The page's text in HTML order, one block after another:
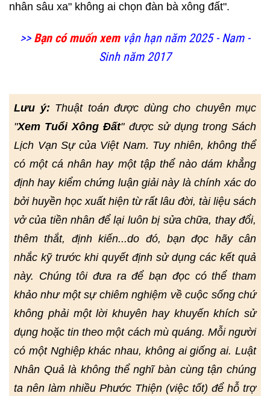
nhân sâu xa" không ai chọn đàn bà xông đất".
>> Bạn có muốn xemvận hạn năm 2025 - Nam -
Sinh năm 2017
Lưu ý: Thuật toán được dùng cho chuyên mục
"Xem Tuổi Xông Đất" được sử dụng trong Sách
Lịch Vạn Sự của Việt Nam. Tuy nhiên, không thể
có một cá nhân hay một tập thể nào dám khẳng
định hay kiểm chứng luận giải này là chính xác do
bởi huyền học xuất hiện từ rất lâu đời, tài liệu sách
vở của tiền nhân để lại luôn bị sửa chữa, thay đổi,
thêm thắt, định kiến...do đó, bạn đọc hãy cân
nhắc kỹ trước khi quyết định sử dụng các kết quả
này. Chúng tôi đưa ra để bạn đọc có thể tham
khảo như một sự chiêm nghiệm về cuộc sống chứ
không phải một lời khuyên hay khuyến khích sử
dụng hoặc tin theo một cách mù quáng. Mỗi người
có một Nghiệp khác nhau, không ai giống ai. Luật
Nhân Quả là không thể nghĩ bàn cùng tận chúng
ta nên làm nhiều Phước Thiện (việc tốt) để hỗ trợ